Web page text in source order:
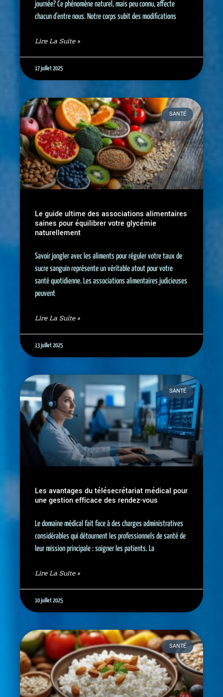
journée? Ce phénomène naturel, mais peu connu, affecte
chacun d'entre nous. Notre corps subit des modifications
Lire La Suite »
17 juillet 2025
SANTÉ
Le guide ultime des associations alimentaires
saines pour équilibrer votre glycémie
naturellement
Savoir jongler avec les aliments pour réguler votre taux de
sucre sanguin représente un véritable atout pour votre
santé quotidienne. Les associations alimentaires judicieuses
peuvent
Lire La Suite »
13 juillet 2025
SANTÉ
Les avantages du télésecrétariat médical pour
une gestion efficace des rendez-vous
Le domaine médical fait face à des charges administratives
considérables qui détournent les professionnels de santé de
leur mission principale : soigner les patients. La
Lire La Suite »
10 juillet 2025
SANTÉ